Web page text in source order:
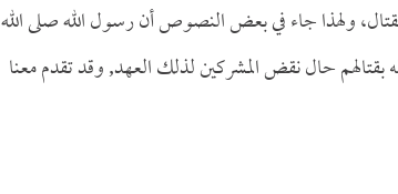
ولهذا جاء في بعض النصوص أن رسول الله صلى الله
حال نقض المشركين لذلك العهد, وقد تقدم معنا